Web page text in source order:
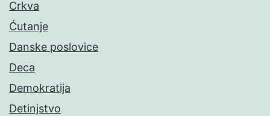
Crkva
Ćutanje
Danske poslovice
Deca
Demokratija
Detinjstvo